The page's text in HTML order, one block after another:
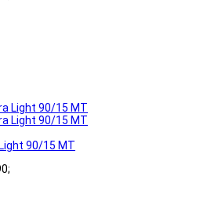
90/15 МТ